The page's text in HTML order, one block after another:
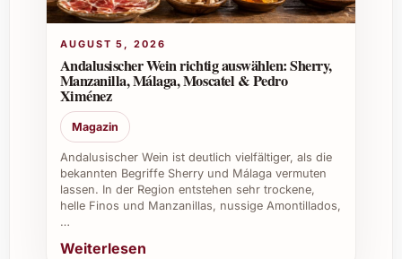
edles und geschätztes Präsent.
Ist der Wein vegan oder biologisch
hergestellt?
Bitte informieren Sie sich bei Ihrem Händler
oder Produzenten, da je nach Jahrgang
unterschiedliche Produktionsarten zur
Anwendung kommen können.
Praktische Anwendung und Vorteile
AUGUST 5, 2026
Andalusischer Wein richtig auswählen: Sherry,
Manzanilla, Málaga, Moscatel & Pedro
Ximénez
Magazin
Andalusischer Wein ist deutlich vielfältiger, als die
bekannten Begriffe Sherry und Málaga vermuten
lassen. In der Region entstehen sehr trockene,
helle Finos und Manzanillas, nussige Amontillados,
…
Weiterlesen